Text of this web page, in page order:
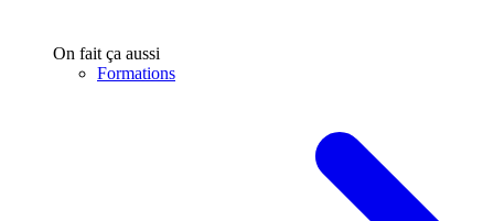
On fait ça aussi
Formations